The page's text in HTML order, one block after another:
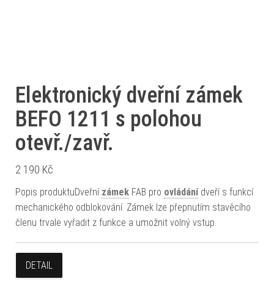
Elektronický dveřní zámek
BEFO 1211 s polohou
otevř./zavř.
2 190 Kč
Popis produktuDveřní zámek FAB pro ovládánídveří s funkcí
mechanického odblokování. Zámek lze přepnutím stavěcího
členu trvale vyřadit z funkce a umožnit volný vstup.
DETAIL